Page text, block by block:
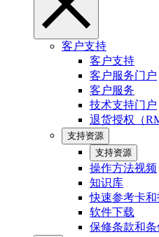
客户支持
客户支持
客户服务门户
客户服务
技术支持门户
退货授权（
支持资源
支持资源
操作方法视频
知识库
快速参考卡
软件下载
保修条款和条